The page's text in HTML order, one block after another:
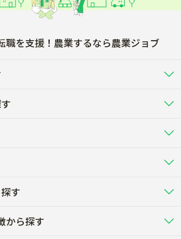
職を支援！農業するなら農業ジョブ
バイト・アルバイト・パート
）
･養豚･養鶏など）
専門職（獣医師･人工授精師･
す
から探す